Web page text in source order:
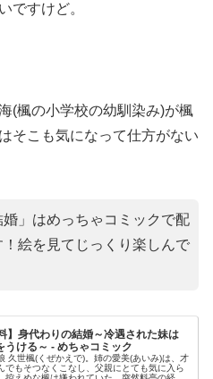
ですけど。
(楓の小学校の幼馴染み)が楓
そこも気になって仕方がない
婚」はめっちゃコミックで配
絵を見てじっくり楽しんで
】身代わりの結婚～冷遇された妹は
うける～ - めちゃコミック
久世楓(くぜかえで)。姉の愛美(あいみ)は、才
でもそつなくこなし、父親にとても気に入ら